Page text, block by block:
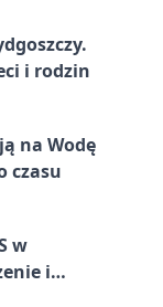
i rodzin
na Wodę
czasu
w
i